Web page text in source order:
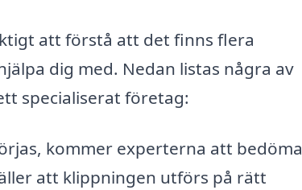
att förstå att det finns flera
dig med. Nedan listas några av
specialiserat företag:
kommer experterna att bedöma
att klippningen utförs på rätt